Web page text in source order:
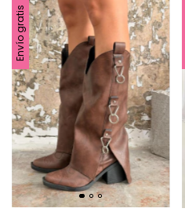
Envío gratis